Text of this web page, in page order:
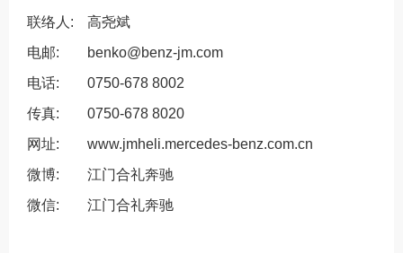
联络人:
高尧斌
电邮:
benko@benz-jm.com
电话:
0750-678 8002
传真:
0750-678 8020
网址:
www.jmheli.mercedes-benz.com.cn
微博:
江门合礼奔驰
微信:
江门合礼奔驰